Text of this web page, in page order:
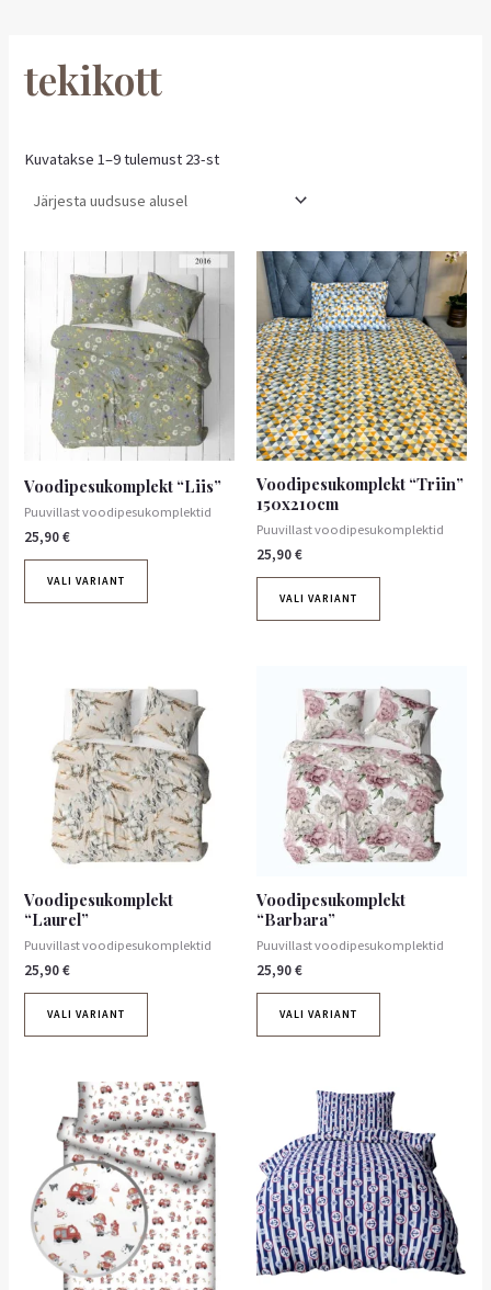
tekikott
Kuvatakse 1–9 tulemust 23-st
Voodipesukomplekt “Liis”
Puuvillast voodipesukomplektid
25,90€
VALI VARIANT
Voodipesukomplekt “Triin”
150x210cm
Puuvillast voodipesukomplektid
25,90€
VALI VARIANT
Voodipesukomplekt
“Laurel”
Puuvillast voodipesukomplektid
25,90€
VALI VARIANT
Voodipesukomplekt
“Barbara”
Puuvillast voodipesukomplektid
25,90€
VALI VARIANT